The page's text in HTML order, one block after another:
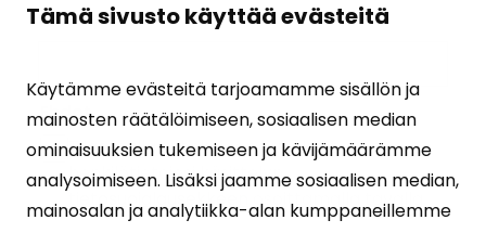
Tämä sivusto käyttää evästeitä
Käytämme evästeitä tarjoamamme sisällön ja
mainosten räätälöimiseen, sosiaalisen median
ominaisuuksien tukemiseen ja kävijämäärämme
analysoimiseen. Lisäksi jaamme sosiaalisen median,
mainosalan ja analytiikka-alan kumppaneillemme
Sähköposti (Pakollinen)
Ehdot (Pakollinen)
Tilaamalla uutiskirjeen hyväksyt
henkilötietojesi käsittelyn
tietosuojalausekkeen
osoittamalla tavalla.